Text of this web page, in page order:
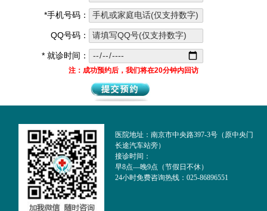
*手机号码：
QQ号码：
* 就诊时间：
注：成功预约后，我们将在20分钟内回访
医院地址：南京市中央路397-3号（原中央门
长途汽车站旁）
接诊时间：
早8点—晚9点（节假日不休）
24小时免费咨询热线：025-86896551